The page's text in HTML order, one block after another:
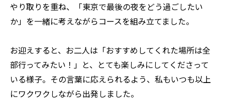
やり取りを重ね、「東京で最後の夜をどう過ごしたい
か」を一緒に考えながらコースを組み立てました。
お迎えすると、お二人は「おすすめしてくれた場所は全
部行ってみたい！」と、とても楽しみにしてくださって
いる様子。その言葉に応えられるよう、私もいつも以上
にワクワクしながら出発しました。